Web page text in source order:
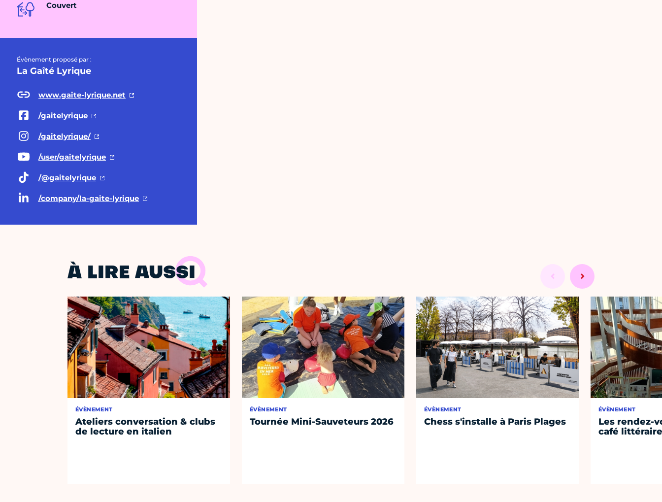
Couvert
Évènement proposé par :
La Gaîté Lyrique
www.gaite-lyrique.net
/gaitelyrique
/gaitelyrique/
/user/gaitelyrique
/@gaitelyrique
/company/la-gaite-lyrique
À LIRE AUSSI
ÉVÈNEMENT
Ateliers conversation & clubs
de lecture en italien
ÉVÈNEMENT
Tournée Mini-Sauveteurs 2026
ÉVÈNEMENT
Chess s'installe à Paris Plages
ÉVÈNEMENT
Les rendez-
café